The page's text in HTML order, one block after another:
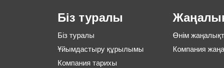
Біз туралы
Біз туралы
Ұйымдастыру құрылымы
Компания тарихы
Өнім
Компания